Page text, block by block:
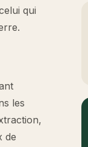
qui
les
de